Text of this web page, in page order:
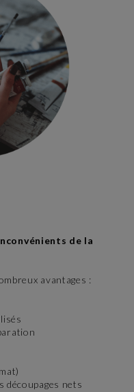
de la
avantages :
découpages nets